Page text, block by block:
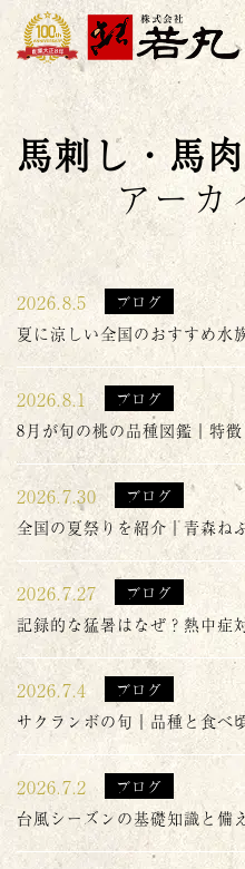
株式会社若丸
馬刺し・馬
アーカ
2026.8.5 ブログ
夏に涼しい全国のおすすめ水
2026.8.1 ブログ
8月が旬の桃の品種図鑑｜特
2026.7.30 ブログ
全国の夏祭りを紹介｜青森ね
2026.7.27 ブログ
記録的な猛暑はなぜ？熱中症
2026.7.4 ブログ
サクランボの旬｜品種と食べ
2026.7.2 ブログ
台風シーズンの基礎知識と備